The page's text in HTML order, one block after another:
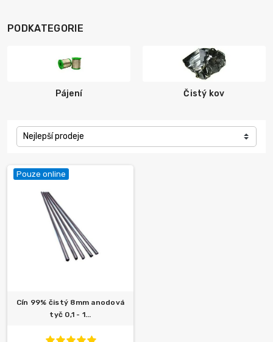
PODKATEGORIE
Pájení Čistý kov
Nejlepší prodeje
Pouze online
Cín 99% čistý 8mm anodová
tyč 0,1 - 1...